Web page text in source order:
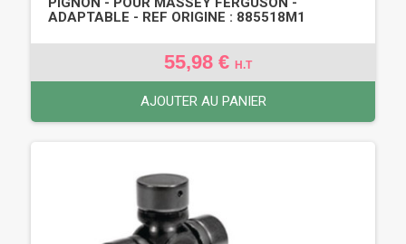
ADAPTABLE - REF ORIGINE : 885518M1
55,98 € H.T
AJOUTER AU PANIER